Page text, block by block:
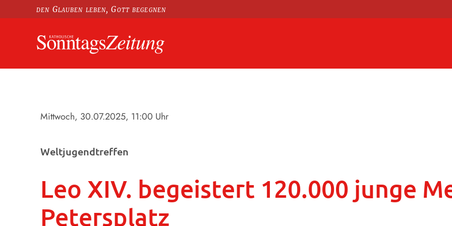
den Glauben leben, Gott begegnen
Mittwoch, 30.07.2025, 11:00 Uhr
Weltjugendtreffen
Leo XIV. begeistert 120.000 junge
Petersplatz